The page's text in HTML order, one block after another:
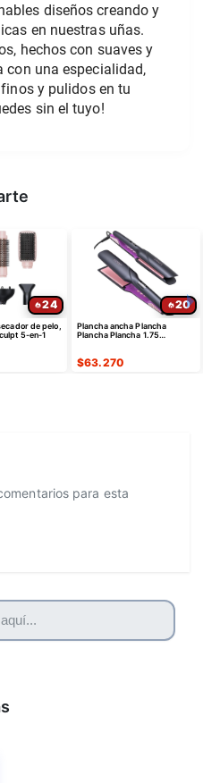
diseños creando y
en nuestras uñas.
hechos con suaves y
con una especialidad,
y pulidos en tu
sin el tuyo!
24
de pelo,
5-en-1
20
Plancha ancha Plancha
Plancha Plancha 1.75
$63.270
para esta